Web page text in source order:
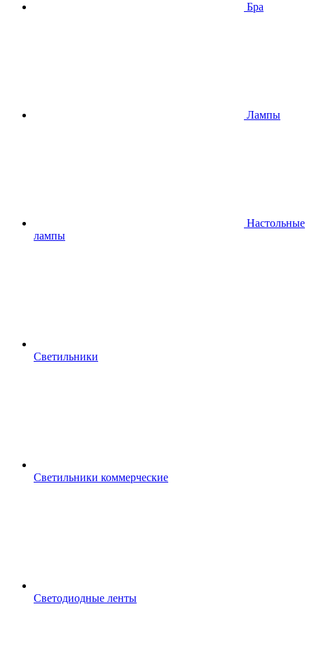
Бра
Лампы
Настольные
лампы
Светильники
Светильники коммерческие
Светодиодные ленты